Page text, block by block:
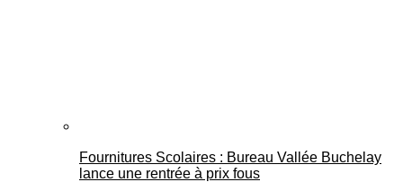
Fournitures Scolaires : Bureau Vallée Buchelay
lance une rentrée à prix fous